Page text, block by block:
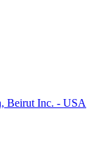
Beirut Inc. - USA